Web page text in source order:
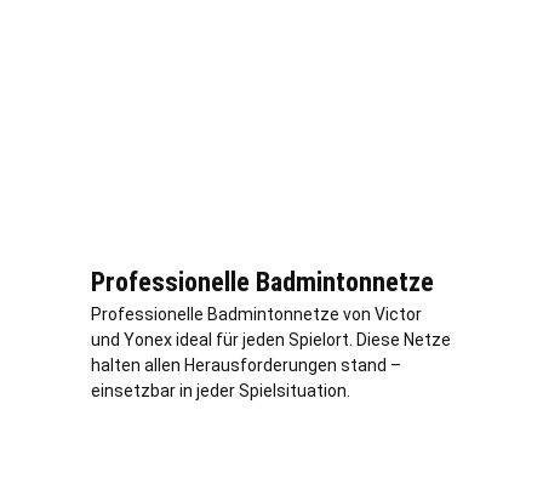
Professionelle Badmintonnetze
Professionelle Badmintonnetze von Victor
und Yonex ideal für jeden Spielort. Diese Netze
halten allen Herausforderungen stand –
einsetzbar in jeder Spielsituation.